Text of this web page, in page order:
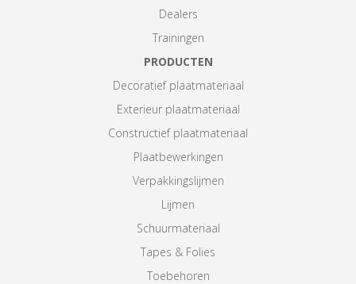
Dealers
Trainingen
PRODUCTEN
Decoratief plaatmateriaal
Exterieur plaatmateriaal
Constructief plaatmateriaal
Plaatbewerkingen
Verpakkingslijmen
Lijmen
Schuurmateriaal
Tapes & Folies
Toebehoren